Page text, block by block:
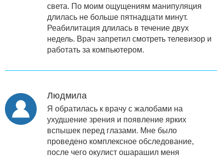
света. По моим ощущениям манипуляция
длилась не больше пятнадцати минут.
Реабилитация длилась в течение двух
недель. Врач запретил смотреть телевизор и
работать за компьютером.
Людмила
Я обратилась к врачу с жалобами на
ухудшение зрения и появление ярких
вспышек перед глазами. Мне было
проведено комплексное обследование,
после чего окулист ошарашил меня